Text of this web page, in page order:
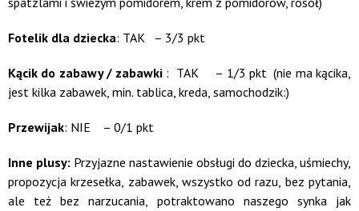
Fotelik dla dziecka: TAK – 3/3 pkt
Kącik do zabawy / zabawki : TAK – 1/3 pkt (nie ma kącika,
jest kilka zabawek, min. tablica, kreda, samochodzik:)
Przewijak: NIE – 0/1 pkt
Inne plusy: Przyjazne nastawienie obsługi do dziecka, uśmiechy,
propozycja krzesełka, zabawek, wszystko od razu, bez pytania,
ale też bez narzucania, potraktowano naszego synka jak